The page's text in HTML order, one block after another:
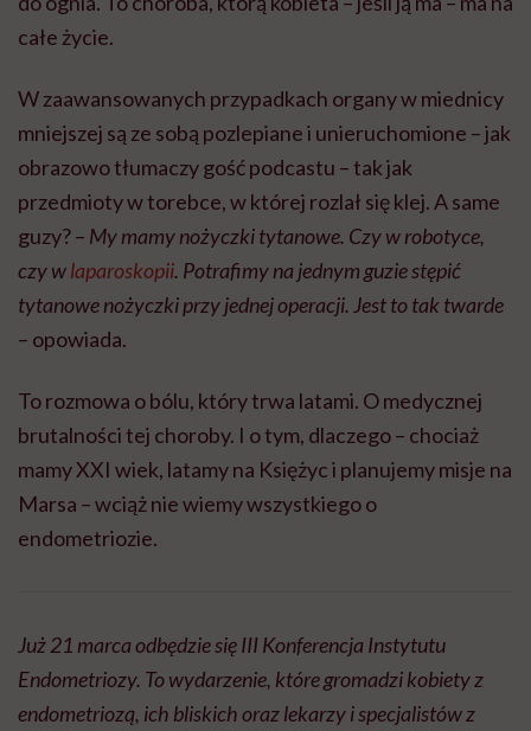
całe życie.
W zaawansowanych przypadkach organy w miednicy
mniejszej są ze sobą pozlepiane i unieruchomione – jak
obrazowo tłumaczy gość podcastu – tak jak
przedmioty w torebce, w której rozlał się klej. A same
guzy? – My mamy nożyczki tytanowe. Czy w robotyce,
czy wlaparoskopii. Potrafimy na jednym guzie stępić
tytanowe nożyczki przy jednej operacji. Jest to tak twarde
– opowiada.
To rozmowa o bólu, który trwa latami. O medycznej
brutalności tej choroby. I o tym, dlaczego – chociaż
mamy XXI wiek, latamy na Księżyc i planujemy misje na
Marsa – wciąż nie wiemy wszystkiego o
endometriozie.
Już 21 marca odbędzie się III Konferencja Instytutu
Endometriozy. To wydarzenie, które gromadzi kobiety z
endometriozą, ich bliskich oraz lekarzy i specjalistów z